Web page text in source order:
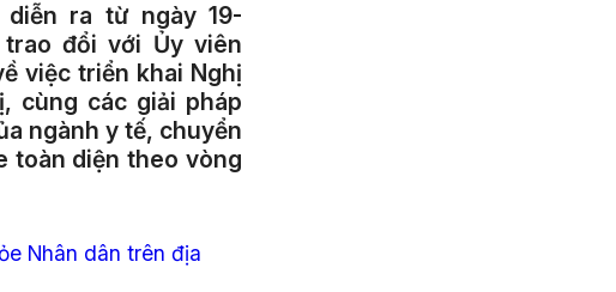
ra từ ngày 19-
đổi với Ủy viên
việc triển khai Nghị
cùng các giải pháp
ngành y tế, chuyển
toàn diện theo vòng
Nhân dân trên địa